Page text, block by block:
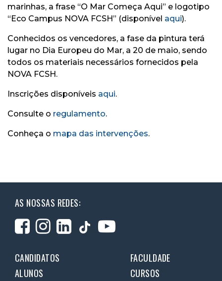
marinhas, a frase “O Mar Começa Aqui” e logotipo
“Eco Campus NOVA FCSH” (disponível aqui).
Conhecidos os vencedores, a fase da pintura terá
lugar no Dia Europeu do Mar, a 20 de maio, sendo
todos os materiais necessários fornecidos pela
NOVA FCSH.
Inscrições disponíveis aqui.
Consulte o regulamento.
Conheça o mapa das intervenções.
AS NOSSAS REDES:
CANDIDATOS
FACULDADE
ALUNOS
CURSOS